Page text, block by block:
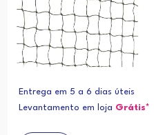
Entrega em 5 a 6 dias úteis
Levantamento em loja Grátis*